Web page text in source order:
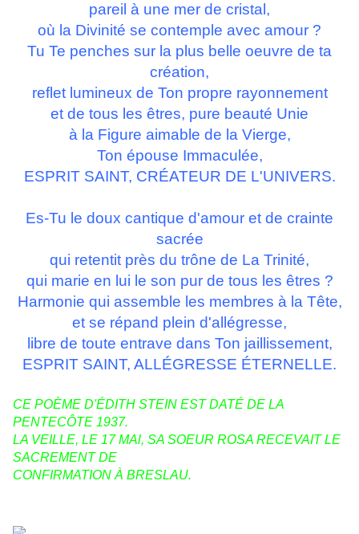
pareil à une mer de cristal,
où la Divinité se contemple avec amour ?
Tu Te penches sur la plus belle oeuvre de ta
création,
reflet lumineux de Ton propre rayonnement
et de tous les êtres, pure beauté Unie
à la Figure aimable de la Vierge,
Ton épouse Immaculée,
ESPRIT SAINT, CRÉATEUR DE L'UNIVERS.
Es-Tu le doux cantique d'amour et de crainte
sacrée
qui retentit près du trône de La Trinité,
qui marie en lui le son pur de tous les êtres ?
Harmonie qui assemble les membres à la Tête,
et se répand plein d'allégresse,
libre de toute entrave dans Ton jaillissement,
ESPRIT SAINT, ALLÉGRESSE ÉTERNELLE.
CE POÈME D'ÉDITH STEIN EST DATÉ DE LA
PENTECÔTE 1937.
LA VEILLE, LE 17 MAl, SA SOEUR ROSA RECEVAIT LE
SACREMENT DE
CONFIRMATION À BRESLAU.